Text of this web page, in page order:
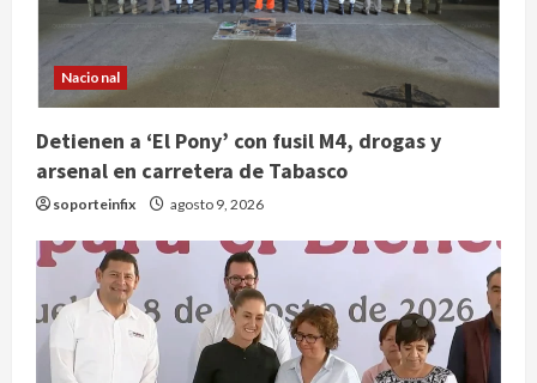
Nacional
Detienen a ‘El Pony’ con fusil M4, drogas y
arsenal en carretera de Tabasco
soporteinfix agosto 9, 2026
2
Claudia Sheinbaum decreta Jornada
de Reforestación cada segundo
domingo de agosto
agosto 10, 2026
3
Reflexionan sobre el derecho a la
ciudad y la resistencia desde el
barrio
agosto 10, 2026